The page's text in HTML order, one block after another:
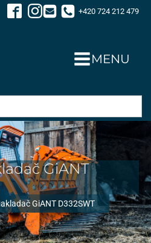
+420 724 212 479
MENU
GiANT
GiANT D332SWT